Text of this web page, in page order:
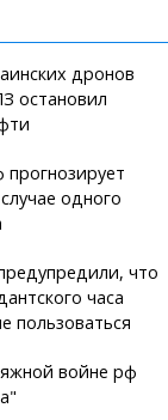
дронов
остановил
одного
что
часа
пользоваться
войне рф